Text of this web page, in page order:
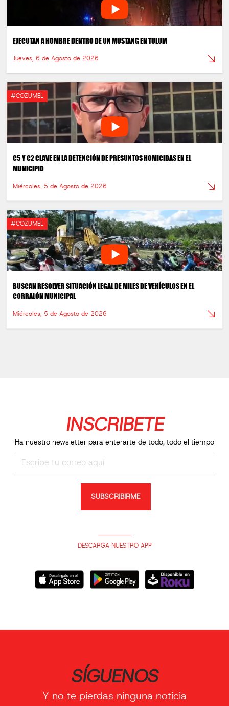
EJECUTAN A HOMBRE DENTRO DE UN MUSTANG EN TULUM
Jueves, 6 de Agosto de 2026
#COZUMEL
C5 Y C2 CLAVE EN LA DETENCIÓN DE PRESUNTOS HOMICIDAS EN EL
MUNICIPIO
Miércoles, 5 de Agosto de 2026
#COZUMEL
BUSCAN RESOLVER SITUACIÓN LEGAL DE MILES DE VEHÍCULOS EN EL
CORRALÓN MUNICIPAL
Miércoles, 5 de Agosto de 2026
INSCRIBETE
Ha nuestro newsletter para enterarte de todo, todo el tiempo
SUBSCRIBIRME
DESCARGA NUESTRO APP
SÍGUENOS
Y no te pierdas ninguna noticia